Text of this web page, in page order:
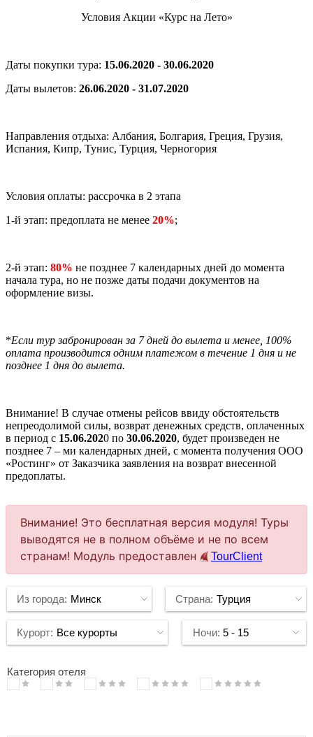
Условия Акции «Курс на Лето»
Даты покупки тура: 15.06.2020 - 30.06.2020
Даты вылетов: 26.06.2020 - 31.07.2020
Направления отдыха: Албания, Болгария, Греция, Грузия,
Испания, Кипр, Тунис, Турция, Черногория
Условия оплаты: рассрочка в 2 этапа
1-й этап: предоплата не менее 20%;
2-й этап: 80% не позднее 7 календарных дней до момента
начала тура, но не позже даты подачи документов на
оформление визы.
*Если тур забронирован за 7 дней до вылета и менее, 100%
оплата производится одним платежом в течение 1 дня и не
позднее 1 дня до вылета.
Внимание! В случае отмены рейсов ввиду обстоятельств
непреодолимой силы, возврат денежных средств, оплаченных
в период с 15.06.2020 по 30.06.2020, будет произведен не
позднее 7 – ми календарных дней, с момента получения OOO
«Ростинг» от Заказчика заявления на возврат внесенной
предоплаты.